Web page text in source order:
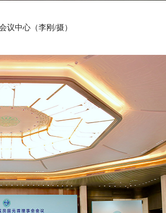
议中心（李刚/摄）